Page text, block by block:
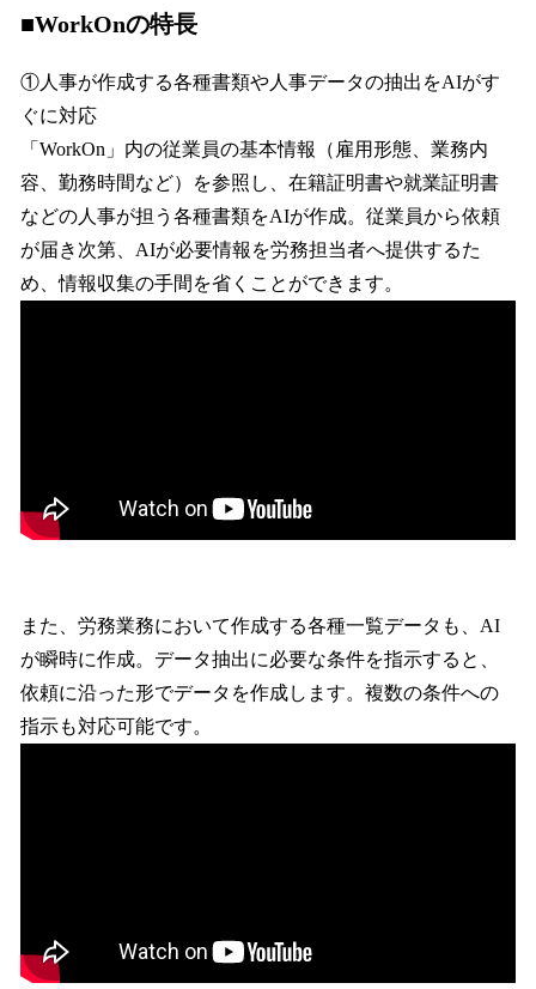
■WorkOnの特長
①人事が作成する各種書類や人事データの抽出をAIがす
ぐに対応
「WorkOn」内の従業員の基本情報（雇用形態、業務内
容、勤務時間など）を参照し、在籍証明書や就業証明書
などの人事が担う各種書類をAIが作成。従業員から依頼
が届き次第、AIが必要情報を労務担当者へ提供するた
め、情報収集の手間を省くことができます。
また、労務業務において作成する各種一覧データも、AI
が瞬時に作成。データ抽出に必要な条件を指示すると、
依頼に沿った形でデータを作成します。複数の条件への
指示も対応可能です。